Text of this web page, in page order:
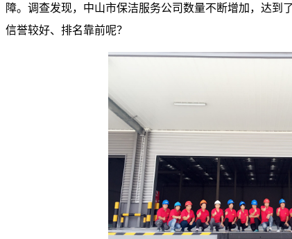
障。调查发现，中山市保洁服务公司数量不断增加，达到
信誉较好、排名靠前呢？